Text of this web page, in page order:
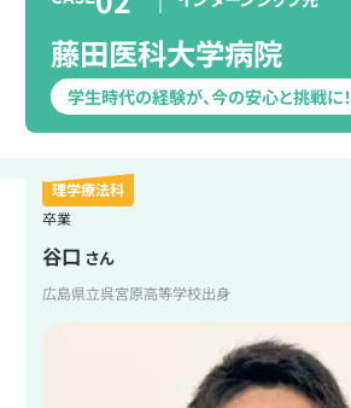
藤田医科大学病院
学生時代の経験が、今の安心と挑戦に！
理学療法科
卒業
谷口 さん
広島県立呉宮原高等学校出身